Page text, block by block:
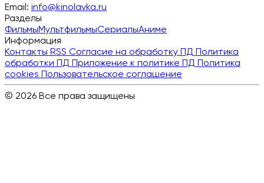
Email: info@kinolavka.ru
Разделы
ФильмыМультфильмыСериалыАниме
Информация
Контакты RSS Согласие на обработку ПД Политика
обработки ПД Приложение к политике ПД Политика
cookies Пользовательское соглашение
© 2026 Все права защищены